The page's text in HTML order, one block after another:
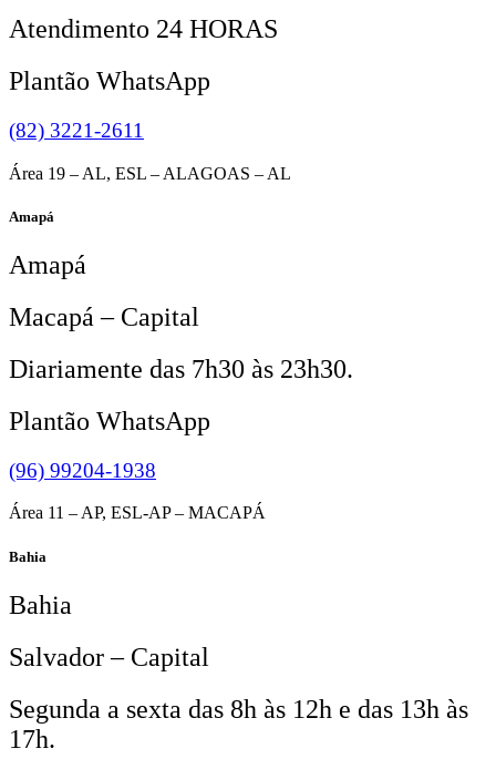
Atendimento 24 HORAS
Plantão WhatsApp
(82) 3221-2611
Área 19 – AL, ESL – ALAGOAS – AL
Amapá
Amapá
Macapá – Capital
Diariamente das 7h30 às 23h30.
Plantão WhatsApp
(96) 99204-1938
Área 11 – AP, ESL-AP – MACAPÁ
Bahia
Bahia
Salvador – Capital
Segunda a sexta das 8h às 12h e das 13h às
17h.